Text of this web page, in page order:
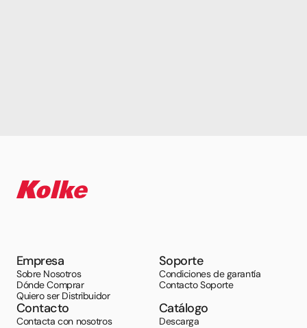
Empresa
Sobre Nosotros
Dónde Comprar
Quiero ser Distribuidor
Soporte
Condiciones de garantía
Contacto Soporte
Contacto
Contacta con nosotros
Catálogo
Descarga